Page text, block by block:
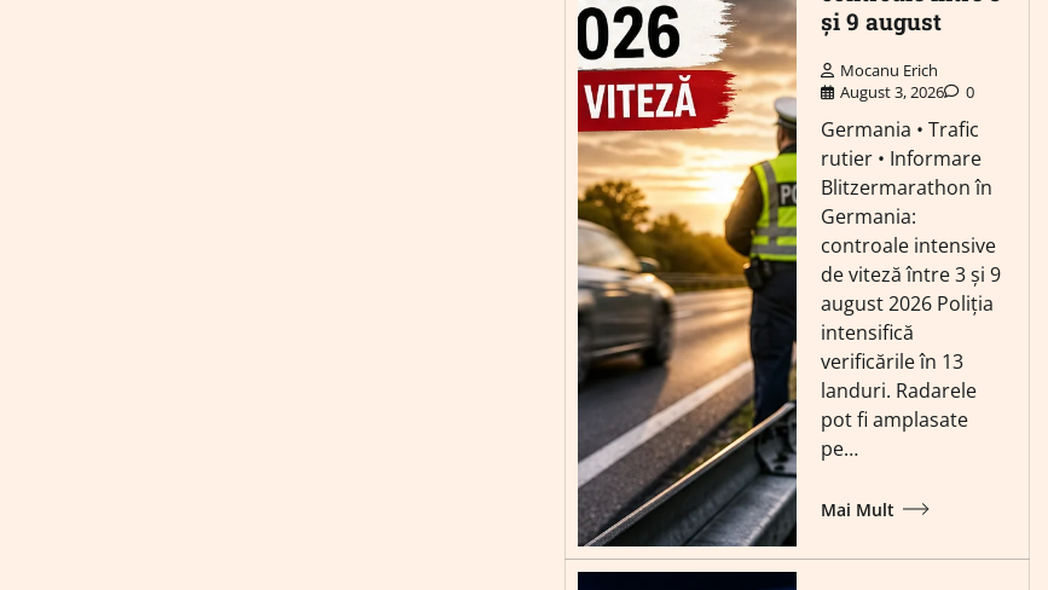
și 9 august
Mocanu Erich
August 3, 2026
0
Germania • Trafic
rutier • Informare
Blitzermarathon în
Germania:
controale intensive
de viteză între 3 și 9
august 2026 Poliția
intensifică
verificările în 13
landuri. Radarele
pot fi amplasate
pe…
Mai Mult